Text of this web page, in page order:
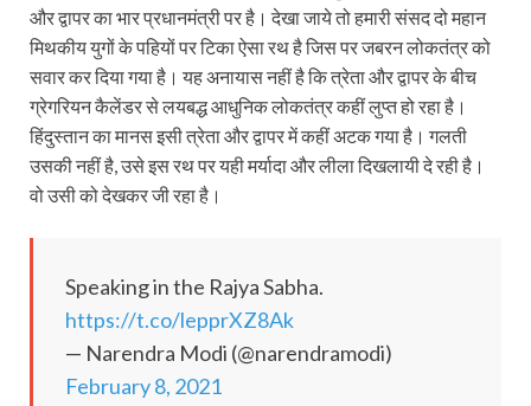
और द्वापर का भार प्रधानमंत्री पर है। देखा जाये तो हमारी संसद दो महान
मिथकीय युगों के पहियों पर टिका ऐसा रथ है जिस पर जबरन लोकतंत्र को
सवार कर दिया गया है। यह अनायास नहीं है कि त्रेता और द्वापर के बीच
ग्रेगरि‍यन कैलेंडर से लयबद्ध आधुनिक लोकतंत्र कहीं लुप्त हो रहा है।
हिंदुस्तान का मानस इसी त्रेता और द्वापर में कहीं अटक गया है। गलती
उसकी नहीं है, उसे इस रथ पर यही मर्यादा और लीला दिखलायी दे रही है।
वो उसी को देखकर जी रहा है।
Speaking in the Rajya Sabha.
https://t.co/lepprXZ8Ak
— Narendra Modi (@narendramodi)
February 8, 2021